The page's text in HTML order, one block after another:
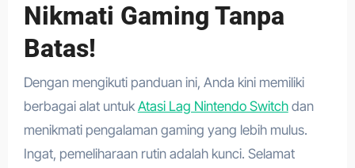
Nikmati Gaming Tanpa
Batas!
Dengan mengikuti panduan ini, Anda kini memiliki
berbagai alat untuk Atasi Lag Nintendo Switchdan
menikmati pengalaman gaming yang lebih mulus.
Ingat, pemeliharaan rutin adalah kunci. Selamat